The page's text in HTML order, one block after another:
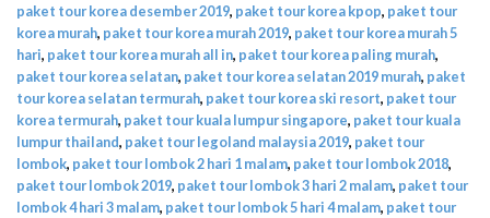
paket tour korea desember 2019, paket tour korea kpop, paket tour
korea murah, paket tour korea murah 2019, paket tour korea murah 5
hari, paket tour korea murah all in, paket tour korea paling murah,
paket tour korea selatan, paket tour korea selatan 2019 murah, paket
tour korea selatan termurah, paket tour korea ski resort, paket tour
korea termurah, paket tour kuala lumpur singapore, paket tour kuala
lumpur thailand, paket tour legoland malaysia 2019, paket tour
lombok, paket tour lombok 2 hari 1 malam, paket tour lombok 2018,
paket tour lombok 2019, paket tour lombok 3 hari 2 malam, paket tour
lombok 4 hari 3 malam, paket tour lombok 5 hari 4 malam, paket tour